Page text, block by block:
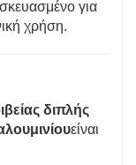
για
χρήση.
διπλής
είναι